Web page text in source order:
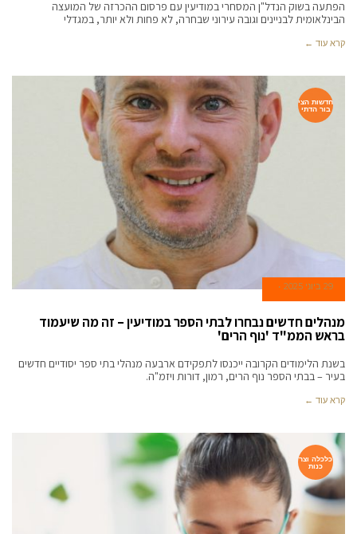
הפתעה בשוק הנדל"ן המסחרי במודיעין עם פרסום ההכרזה של המועצה
הבינלאומית לבניינים וגובה עירוני שבחרה, לא פחות ולא יותר, במגדלי
קרא עוד ←
חדשות הצי
בור הדתי
29 ביוני 2025
מנהלים חדשים נבחרו לבתי הספר במודיעין – זה מה שיעמוד
בראש הממ"ד 'נוף הרים'
בשנת הלימודים הקרובה ייכנסו לתפקידם ארבעה מנהלי בתי ספר יסודיים חדשים
בעיר – בבתי הספר נוף הרים, רמון, דורות ויזמ"ה.
קרא עוד ←
כלכלה וצר
כנות